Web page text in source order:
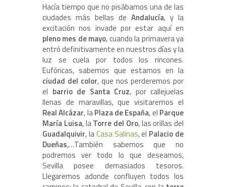
Hacía tiempo que no pisábamos una de las
ciudades más bellas de Andalucía, y la
excitación nos invade por estar aquí en
pleno mes de mayo, cuando la primavera ya
entró definitivamente en nuestros días y la
luz se cuela por todos los rincones.
Eufóricas, sabemos que estamos en la
ciudad del color, que nos perderemos por
el barrio de Santa Cruz, por callejuelas
llenas de maravillas, que visitaremos el
Real Alcázar, laPlaza de España, el Parque
María Luisa, laTorre del Oro, las orillas del
Guadalquivir, laCasa Salinas, el Palacio de
Dueñas,…También sabemos que no
podremos ver todo lo que deseamos,
Sevilla posee demasiados tesoros.
Llegaremos adonde confluyen todos los